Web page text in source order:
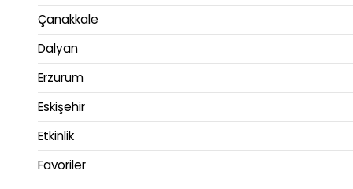
Çanakkale
Dalyan
Erzurum
Eskişehir
Etkinlik
Favoriler